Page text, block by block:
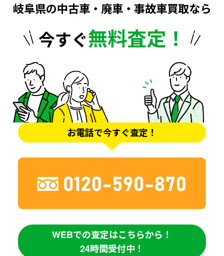
岐阜県の中古車・廃車・事故車買取なら
今すぐ無料査定！
お電話で今すぐ査定！
WEBでの査定はこちらから！
24時間受付中！